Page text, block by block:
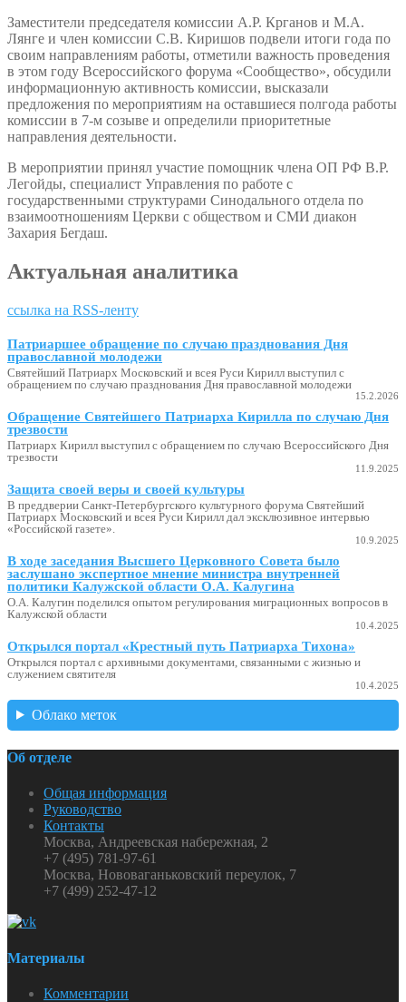
Заместители председателя комиссии А.Р. Крганов и М.А.
Лянге и член комиссии С.В. Киришов подвели итоги года по
своим направлениям работы, отметили важность проведения
в этом году Всероссийского форума «Сообщество», обсудили
информационную активность комиссии, высказали
предложения по мероприятиям на оставшиеся полгода работы
комиссии в 7-м созыве и определили приоритетные
направления деятельности.
В мероприятии принял участие помощник члена ОП РФ В.Р.
Легойды, специалист Управления по работе с
государственными структурами Синодального отдела по
взаимоотношениям Церкви с обществом и СМИ диакон
Захария Бегдаш.
Актуальная аналитика
ссылка на RSS-ленту
Патриаршее обращение по случаю празднования Дня
православной молодежи
Святейший Патриарх Московский и всея Руси Кирилл выступил с
обращением по случаю празднования Дня православной молодежи
15.2.2026
Обращение Святейшего Патриарха Кирилла по случаю Дня
трезвости
Патриарх Кирилл выступил с обращением по случаю Всероссийского Дня
трезвости
11.9.2025
Защита своей веры и своей культуры
В преддверии Санкт-Петербургского культурного форума Святейший
Патриарх Московский и всея Руси Кирилл дал эксклюзивное интервью
«Российской газете».
10.9.2025
В ходе заседания Высшего Церковного Совета было
заслушано экспертное мнение министра внутренней
политики Калужской области О.А. Калугина
О.А. Калугин поделился опытом регулирования миграционных вопросов в
Калужской области
10.4.2025
Открылся портал «Крестный путь Патриарха Тихона»
Открылся портал с архивными документами, связанными с жизнью и
служением святителя
10.4.2025
Облако меток
Об отделе
Общая информация
Руководство
Контакты
Москва, Андреевская набережная, 2
+7 (495) 781-97-61
Москва, Нововаганьковский переулок, 7
+7 (499) 252-47-12
Материалы
Комментарии